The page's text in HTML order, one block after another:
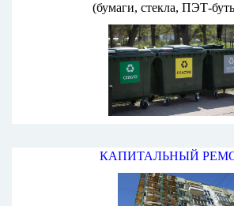
(бумаги, стекла, ПЭТ-
КАПИТАЛЬНЫЙ